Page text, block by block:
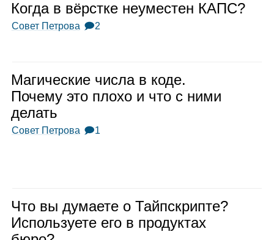
Когда в вёрстке неуме­стен КАПС?
Совет Петрова 🗩2
Маги­че­ские числа в коде.
Почему это плохо и что с ними
делать
Совет Петрова 🗩1
Что вы дума­ете о Тайп­скрипте?
Исполь­зу­ете его в про­дук­тах